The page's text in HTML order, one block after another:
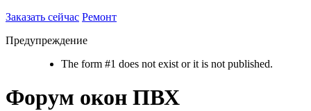
Заказать сейчас Ремонт
Предупреждение
The form #1 does not exist or it is not published.
Форум окон ПВХ